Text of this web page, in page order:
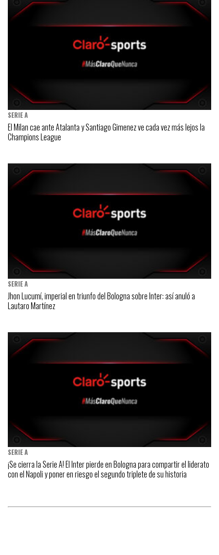
SERIE A
El Milan cae ante Atalanta y Santiago Gimenez ve cada vez más lejos la
Champions League
SERIE A
Jhon Lucumí, imperial en triunfo del Bologna sobre Inter: así anuló a
Lautaro Martínez
SERIE A
¡Se cierra la Serie A! El Inter pierde en Bologna para compartir el liderato
con el Napoli y poner en riesgo el segundo triplete de su historia